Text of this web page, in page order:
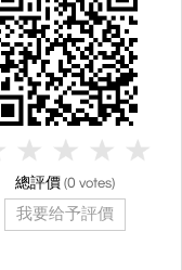
總評價(0 votes)
我要给予評價